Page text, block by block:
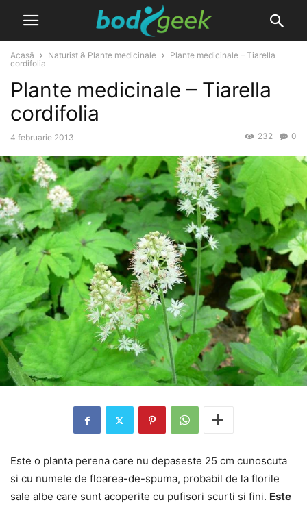
Acasă Naturist & Plante medicinale
Plante medicinale – Tiarella
cordifolia
Plante medicinale – Tiarella
cordifolia
4 februarie 2013 0
232
Este o planta perena care nu depaseste 25 cm cunoscuta
si cu numele de floarea-de-spuma, probabil de la florile
sale albe care sunt acoperite cu pufisori scurti si fini. Este